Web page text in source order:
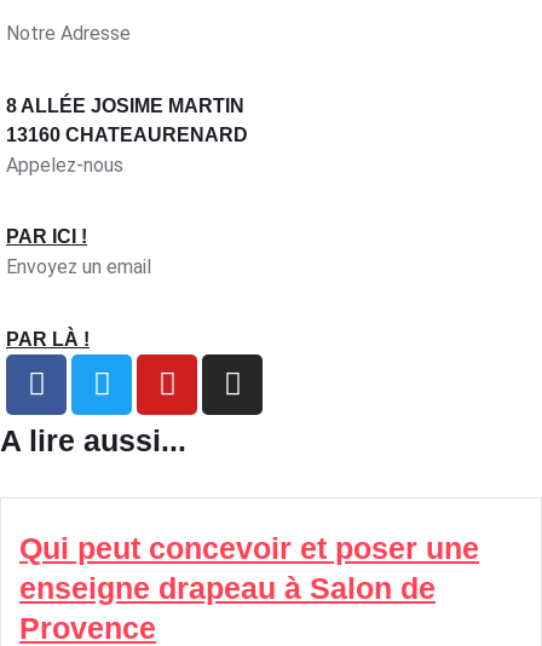
Notre Adresse
8 ALLÉE JOSIME MARTIN
13160 CHATEAURENARD
Appelez-nous
PAR ICI !
Envoyez un email
PAR LÀ !
A lire aussi...
Qui peut concevoir et poser une
enseigne drapeau à Salon de
Provence